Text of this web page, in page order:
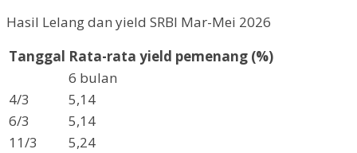
Hasil Lelang dan yield SRBI Mar-Mei 2026
Tanggal Rata-rata yield pemenang (%)
6 bulan
4/3
5,14
6/3
5,14
11/3
5,24